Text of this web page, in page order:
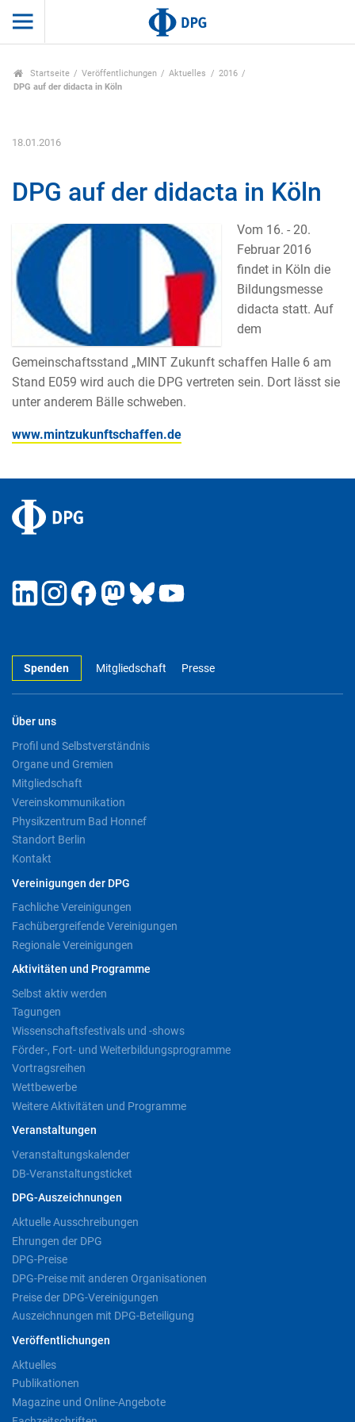
Startseite Veröffentlichungen Aktuelles
2016
DPG auf der didacta in Köln
18.01.2016
DPG auf der didacta in Köln
Vom 16. - 20.
Februar 2016
findet in Köln die
Bildungsmesse
didacta statt. Auf
dem
Gemeinschaftsstand „MINT Zukunft schaffen Halle 6 am
Stand E059 wird auch die DPG vertreten sein. Dort lässt sie
unter anderem Bälle schweben.
www.mintzukunftschaffen.de
Spenden Mitgliedschaft Presse
Über uns
Profil und Selbstverständnis
Organe und Gremien
Mitgliedschaft
Vereinskommunikation
Physikzentrum Bad Honnef
Standort Berlin
Kontakt
Vereinigungen der DPG
Fachliche Vereinigungen
Fachübergreifende Vereinigungen
Regionale Vereinigungen
Aktivitäten und Programme
Selbst aktiv werden
Tagungen
Wissenschaftsfestivals und -shows
Förder-, Fort- und Weiterbildungsprogramme
Vortragsreihen
Wettbewerbe
Weitere Aktivitäten und Programme
Veranstaltungen
Veranstaltungskalender
DB-Veranstaltungsticket
DPG-Auszeichnungen
Aktuelle Ausschreibungen
Ehrungen der DPG
DPG-Preise
DPG-Preise mit anderen Organisationen
Preise der DPG-Vereinigungen
Auszeichnungen mit DPG-Beteiligung
Veröffentlichungen
Aktuelles
Publikationen
Magazine und Online-Angebote